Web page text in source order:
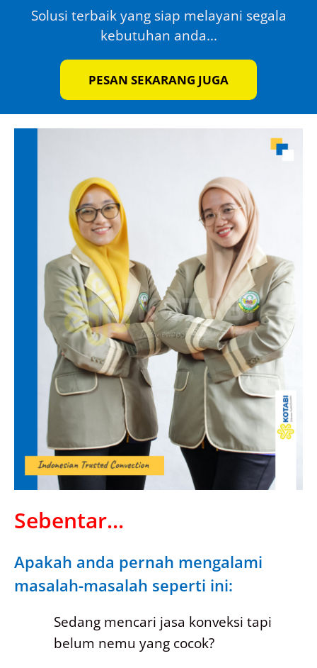
Solusi terbaik yang siap melayani segala
kebutuhan anda...
PESAN SEKARANG JUGA
Sebentar...
Apakah anda pernah mengalami
masalah-masalah seperti ini:
Sedang mencari jasa konveksi tapi
belum nemu yang cocok?